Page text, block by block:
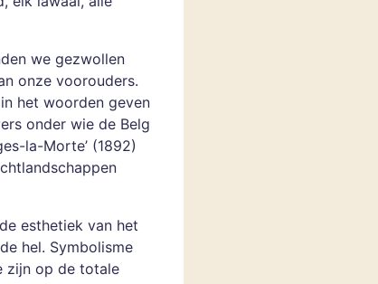
we gezwollen
onze voorouders.
het woorden geven
onder wie de Belg
la-Morte’ (1892)
esthetiek van het
hel. Symbolisme
zijn op de totale